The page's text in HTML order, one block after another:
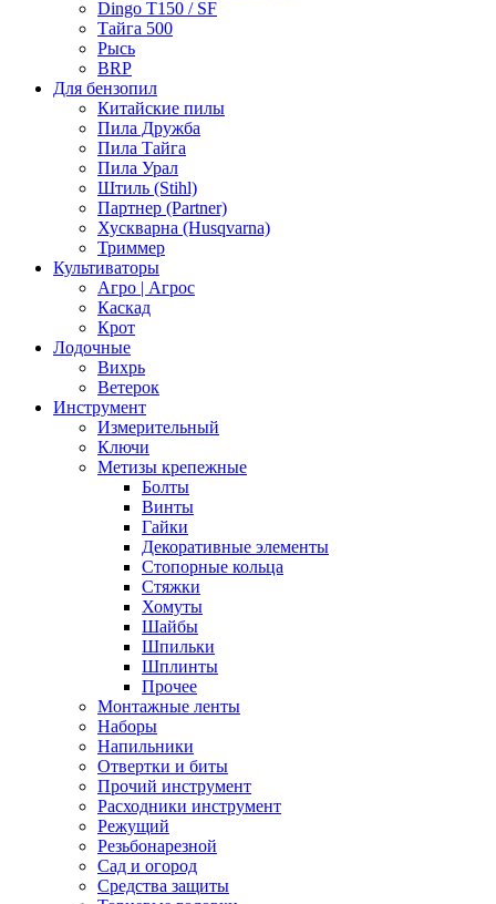
Dingo T150 / SF
Тайга 500
Рысь
BRP
Для бензопил
Китайские пилы
Пила Дружба
Пила Тайга
Пила Урал
Штиль (Stihl)
Партнер (Partner)
Хускварна (Husqvarna)
Триммер
Культиваторы
Агро | Агрос
Каскад
Крот
Лодочные
Вихрь
Ветерок
Инструмент
Измерительный
Ключи
Метизы крепежные
Болты
Винты
Гайки
Декоративные элементы
Стопорные кольца
Стяжки
Хомуты
Шайбы
Шпильки
Шплинты
Прочее
Монтажные ленты
Наборы
Напильники
Отвертки и биты
Прочий инструмент
Расходники инструмент
Режущий
Резьбонарезной
Сад и огород
Средства защиты